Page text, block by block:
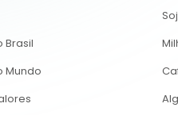
Brasil
Mundo